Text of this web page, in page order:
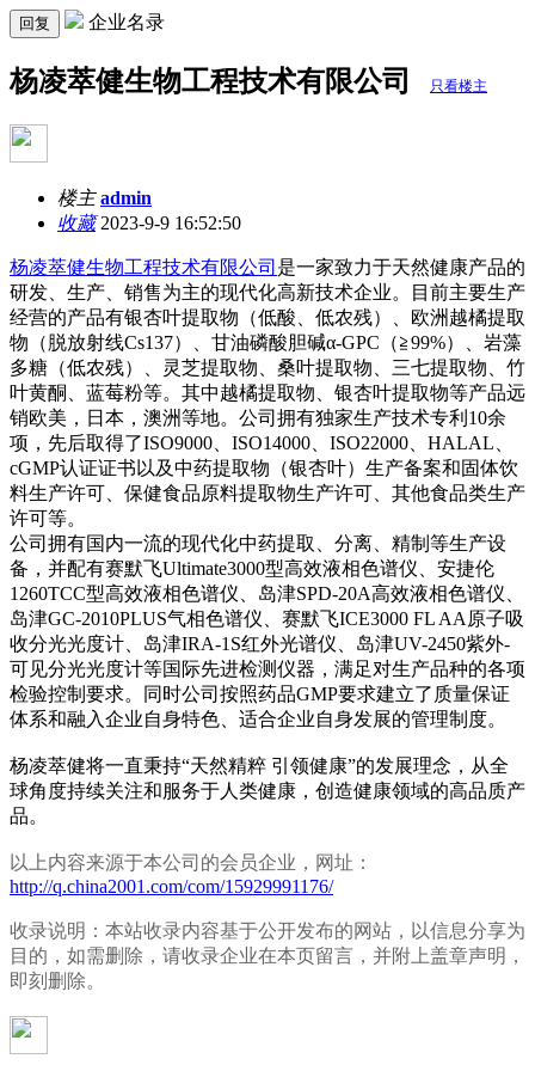
回复 企业名录
杨凌萃健生物工程技术有限公司 只看楼主
楼主 admin
收藏2023-9-9 16:52:50
杨凌萃健生物工程技术有限公司 是一家致力于天然健康产品的
研发、生产、销售为主的现代化高新技术企业。目前主要生产
经营的产品有银杏叶提取物（低酸、低农残）、欧洲越橘提取
物（脱放射线Cs137）、甘油磷酸胆碱α-GPC（≧99%）、岩藻
多糖（低农残）、灵芝提取物、桑叶提取物、三七提取物、竹
叶黄酮、蓝莓粉等。其中越橘提取物、银杏叶提取物等产品远
销欧美，日本，澳洲等地。公司拥有独家生产技术专利10余
项，先后取得了ISO9000、ISO14000、ISO22000、HALAL、
cGMP认证证书以及中药提取物（银杏叶）生产备案和固体饮
料生产许可、保健食品原料提取物生产许可、其他食品类生产
许可等。
公司拥有国内一流的现代化中药提取、分离、精制等生产设
备，并配有赛默飞Ultimate3000型高效液相色谱仪、安捷伦
1260TCC型高效液相色谱仪、岛津SPD-20A高效液相色谱仪、
岛津GC-2010PLUS气相色谱仪、赛默飞ICE3000 FL AA原子吸
收分光光度计、岛津IRA-1S红外光谱仪、岛津UV-2450紫外-
可见分光光度计等国际先进检测仪器，满足对生产品种的各项
检验控制要求。同时公司按照药品GMP要求建立了质量保证
体系和融入企业自身特色、适合企业自身发展的管理制度。
杨凌萃健将一直秉持“天然精粹 引领健康”的发展理念，从全
球角度持续关注和服务于人类健康，创造健康领域的高品质产
品。
以上内容来源于本公司的会员企业，网址：
http://q.china2001.com/com/15929991176/
收录说明：本站收录内容基于公开发布的网站，以信息分享为
目的，如需删除，请收录企业在本页留言，并附上盖章声明，
即刻删除。